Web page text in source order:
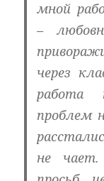
мной
–
через
работа
проблем
не